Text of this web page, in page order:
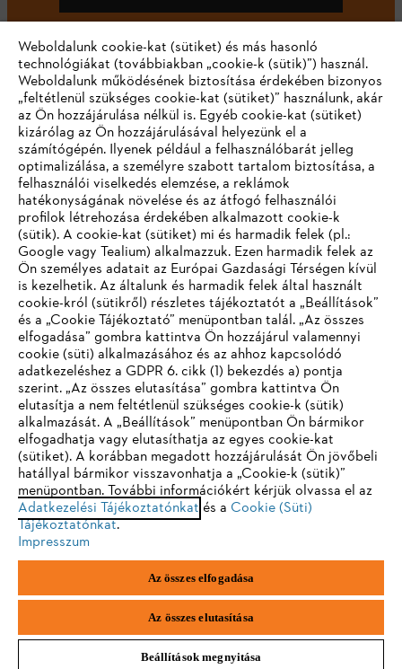
#STIHL
Vállalat
STIHL GYIK
Szerviz
Adatvédelem Impresszum Cookie tájékoztató
Jogi információk
Andreas Stihl Kereskedelmi Kft.
Székhely: H-2051 Biatorbágy-Budapark
IHR BROWSER WIRD NICHT
UNTERSTÜTZT
Sie nutzen einen Browser, den wir noch nicht unterstützen. Für
eine optimale Nutzung unserer Seite empfehlen wir Ihnen, zu
einem der folgenden Browser zu wechseln:
Firefox Chrome
Weboldalunk cookie-kat (sütiket) és más hasonló
technológiákat (továbbiakban „cookie-k (sütik)”) használ.
Weboldalunk működésének biztosítása érdekében bizonyos
„feltétlenül szükséges cookie-kat (sütiket)” használunk, akár
az Ön hozzájárulása nélkül is. Egyéb cookie-kat (sütiket)
kizárólag az Ön hozzájárulásával helyezünk el a
számítógépén. Ilyenek például a felhasználóbarát jelleg
optimalizálása, a személyre szabott tartalom biztosítása, a
felhasználói viselkedés elemzése, a reklámok
hatékonyságának növelése és az átfogó felhasználói
profilok létrehozása érdekében alkalmazott cookie-k
(sütik). A cookie-kat (sütiket) mi és harmadik felek (pl.:
Google vagy Tealium) alkalmazzuk. Ezen harmadik felek az
Ön személyes adatait az Európai Gazdasági Térségen kívül
is kezelhetik. Az általunk és harmadik felek által használt
cookie-król (sütikről) részletes tájékoztatót a „Beállítások”
és a „Cookie Tájékoztató” menüpontban talál. „Az összes
elfogadása” gombra kattintva Ön hozzájárul valamennyi
cookie (süti) alkalmazásához és az ahhoz kapcsolódó
adatkezeléshez a GDPR 6. cikk (1) bekezdés a) pontja
szerint. „Az összes elutasítása” gombra kattintva Ön
elutasítja a nem feltétlenül szükséges cookie-k (sütik)
alkalmazását. A „Beállítások” menüpontban Ön bármikor
elfogadhatja vagy elutasíthatja az egyes cookie-kat
(sütiket). A korábban megadott hozzájárulását Ön jövőbeli
hatállyal bármikor visszavonhatja a „Cookie-k (sütik)”
menüpontban. További információkért kérjük olvassa el az
Adatkezelési Tájékoztatónkat és a Cookie (Süti)
Tájékoztatónkat.
Impresszum
Az összes elfogadása
Az összes elutasítása
Beállítások megnyitása